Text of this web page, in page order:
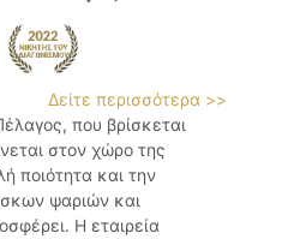
Δείτε περισσότερα >>
που βρίσκεται
στον χώρο της
ποιότητα και την
ψαριών και
Η εταιρεία